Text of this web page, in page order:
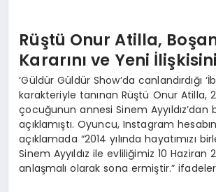
Rüştü Onur Atilla,
Kararını ve Yeni
‘Güldür Güldür Show’da canlandırdığı
karakteriyle tanınan Rüştü Onur Atilla,
çocuğunun annesi Sinem Ayyıldız’dan
açıklamıştı. Oyuncu, Instagram
açıklamada “2014 yılında hayatımızı
Sinem Ayyıldız ile evliliğimiz 10 Haziran
anlaşmalı olarak sona ermiştir.”